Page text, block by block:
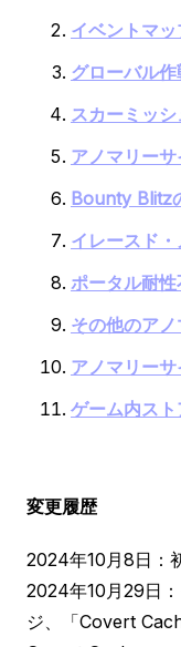
イベントマッ
グローバル
スカーミッ
アノマリー
Bounty Blitz
イレースド
ポータル耐性
その他のア
アノマリー
ゲーム内スト
変更履歴
2024年10月8日：
2024年10月29日
ジ、「Covert